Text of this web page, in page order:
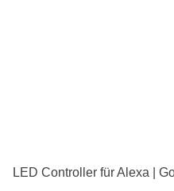
LED Controller für Alexa |